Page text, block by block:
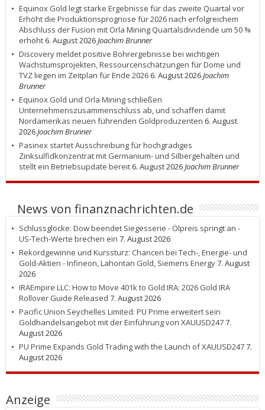
Equinox Gold legt starke Ergebnisse für das zweite Quartal vor
Erhöht die Produktionsprognose für 2026 nach erfolgreichem
Abschluss der Fusion mit Orla Mining Quartalsdividende um 50 %
erhöht 6. August 2026Joachim Brunner
Discovery meldet positive Bohrergebnisse bei wichtigen
Wachstumsprojekten, Ressourcenschätzungen für Dome und
TVZ liegen im Zeitplan für Ende 2026 6. August 2026Joachim
Brunner
Equinox Gold und Orla Mining schließen
Unternehmenszusammenschluss ab, und schaffen damit
Nordamerikas neuen führenden Goldproduzenten 6. August
2026Joachim Brunner
Pasinex startet Ausschreibung für hochgradiges
Zinksulfidkonzentrat mit Germanium- und Silbergehalten und
stellt ein Betriebsupdate bereit 6. August 2026Joachim Brunner
News von finanznachrichten.de
Schlussglocke: Dow beendet Siegesserie - Ölpreis springt an -
US-Tech-Werte brechen ein 7. August 2026
Rekordgewinne und Kurssturz: Chancen bei Tech-, Energie- und
Gold-Aktien - Infineon, Lahontan Gold, Siemens Energy7. August
2026
IRAEmpire LLC: How to Move 401k to Gold IRA: 2026 Gold IRA
Rollover Guide Released 7. August 2026
Pacific Union Seychelles Limited: PU Prime erweitert sein
Goldhandelsangebot mit der Einführung von XAUUSD2477.
August 2026
PU Prime Expands Gold Trading with the Launch of XAUUSD2477.
August 2026
Anzeige